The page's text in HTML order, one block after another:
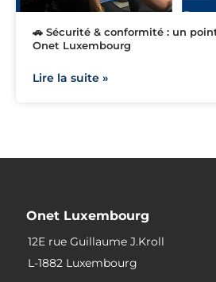
🚗 Sécurité & conformité : un
Onet Luxembourg
Lire la suite »
Onet Luxembourg
12E rue Guillaume J.Kroll
L-1882 Luxembourg